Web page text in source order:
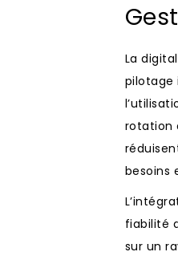
La
pilotage
rotation
besoins
fiabilité
sur un